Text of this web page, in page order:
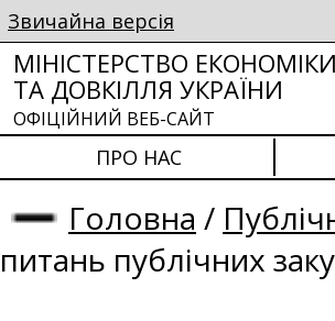
Звичайна версія
МІНІСТЕРСТВО ЕКОНОМІКИ
ТА ДОВКІЛЛЯ УКРАЇНИ
ОФІЦІЙНИЙ ВЕБ-САЙТ
ПРО НАС
Головна /
питань публічних